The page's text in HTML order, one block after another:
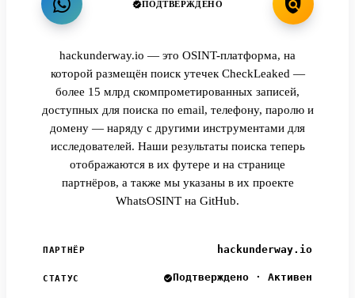
ПОДТВЕРЖДЕНО
hackunderway.io — это OSINT-платформа, на
которой размещён поиск утечек CheckLeaked —
более 15 млрд скомпрометированных записей,
доступных для поиска по email, телефону, паролю и
домену — наряду с другими инструментами для
исследователей. Наши результаты поиска теперь
отображаются в их футере и на странице
партнёров, а также мы указаны в их проекте
WhatsOSINT на GitHub.
ПАРТНЁР hackunderway.io
СТАТУС Подтверждено · Активен